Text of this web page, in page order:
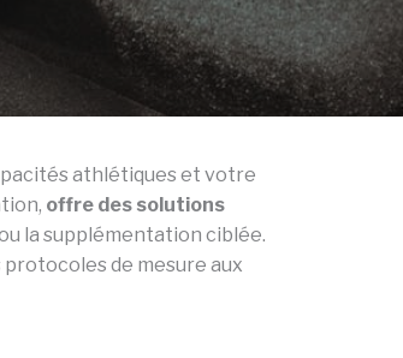
athlétiques et votre
offre des solutions
la supplémentation ciblée.
de mesure aux